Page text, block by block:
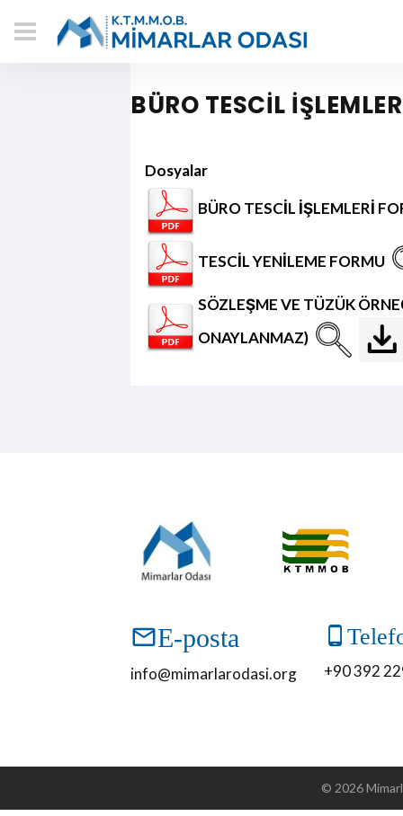
BÜRO TESCİL
Dosyalar
BÜRO TESCİL İŞLEMLERİ
TESCİL YENİLEME FORMU
SÖZLEŞME VE TÜZÜK
ONAYLANMAZ)
E-posta
info@mimarlarodasi.org +90 392
© 2026